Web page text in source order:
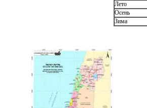
Лето
Осень
Зима